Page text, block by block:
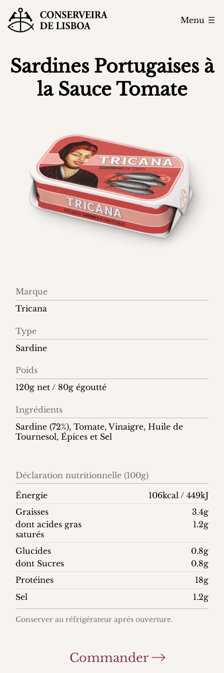
Menu
Sardines Portugaises à
la Sauce Tomate
Information
produit
Marque
Tricana
Type
Sardine
Poids
120g net / 80g égoutté
Ingrédients
Sardine (72%), Tomate, Vinaigre, Huile de
Tournesol, Épices et Sel
Déclaration nutritionnelle (100g)
Énergie
106kcal / 449kJ
Graisses
3.4g
dont acides gras
saturés
1.2g
Glucides
0.8g
dont Sucres
0.8g
Protéines
18g
Sel
1.2g
Conserver au réfrigérateur après ouverture.
Commander